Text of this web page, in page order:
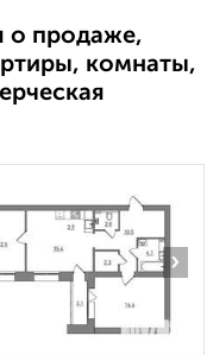
о продаже,
комнаты,
›